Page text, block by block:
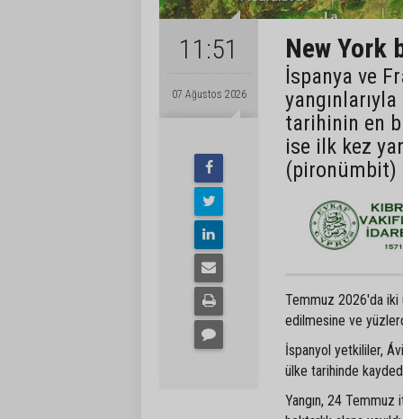
11:51
07 Ağustos 2026
New York
İspanya ve
tarihinin en
ise ilk kez
Temmuz 2026'da iki
edilmesine ve
İspanyol yetkililer,
ülke tarihinde
Yangın, 24